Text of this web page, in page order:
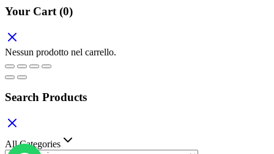
Your Cart (0)
Nessun prodotto nel carrello.
Search Products
All Categories